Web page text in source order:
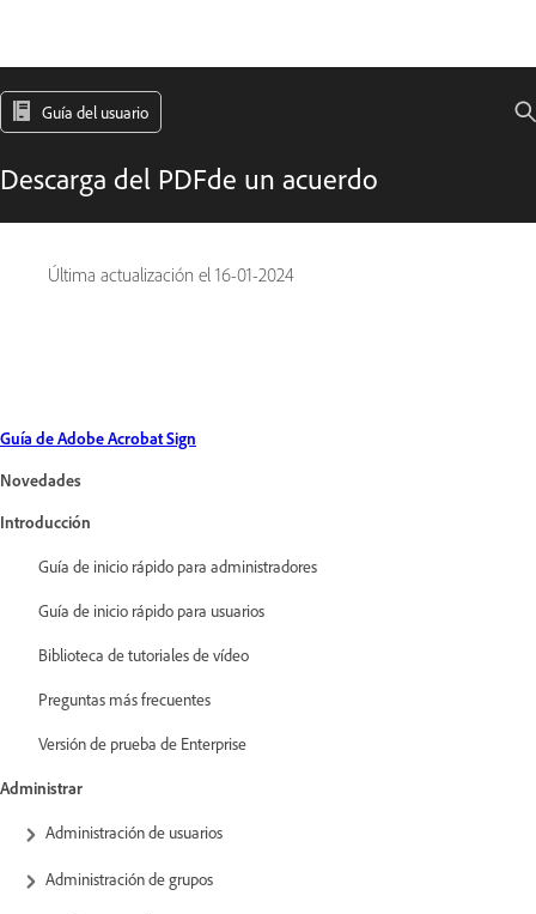
Guía del usuario
Descarga del PDFde un acuerdo
Última actualización el 16-01-2024
Guía de Adobe Acrobat Sign
Novedades
Introducción
Guía de inicio rápido para administradores
Guía de inicio rápido para usuarios
Biblioteca de tutoriales de vídeo
Preguntas más frecuentes
Versión de prueba de Enterprise
Administrar
Administración de usuarios
Administración de grupos